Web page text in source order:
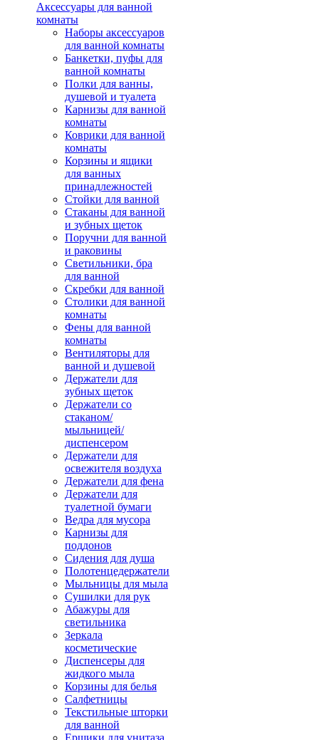
Аксессуары для ванной
комнаты
Наборы аксессуаров
для ванной комнаты
Банкетки, пуфы для
ванной комнаты
Полки для ванны,
душевой и туалета
Карнизы для ванной
комнаты
Коврики для ванной
комнаты
Корзины и ящики
для ванных
принадлежностей
Стойки для ванной
Стаканы для ванной
и зубных щеток
Поручни для ванной
и раковины
Светильники, бра
для ванной
Скребки для ванной
Столики для ванной
комнаты
Фены для ванной
комнаты
Вентиляторы для
ванной и душевой
Держатели для
зубных щеток
Держатели со
стаканом/
мыльницей/
диспенсером
Держатели для
освежителя воздуха
Держатели для фена
Держатели для
туалетной бумаги
Ведра для мусора
Карнизы для
поддонов
Сидения для душа
Полотенцедержатели
Мыльницы для мыла
Сушилки для рук
Абажуры для
светильника
Зеркала
косметические
Диспенсеры для
жидкого мыла
Корзины для белья
Салфетницы
Текстильные шторки
для ванной
Ершики для унитаза